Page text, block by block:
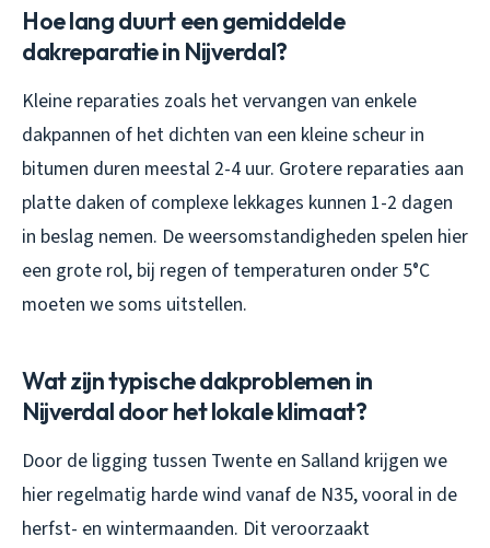
Hoe lang duurt een gemiddelde
dakreparatie in Nijverdal?
Kleine reparaties zoals het vervangen van enkele
dakpannen of het dichten van een kleine scheur in
bitumen duren meestal 2-4 uur. Grotere reparaties aan
platte daken of complexe lekkages kunnen 1-2 dagen
in beslag nemen. De weersomstandigheden spelen hier
een grote rol, bij regen of temperaturen onder 5°C
moeten we soms uitstellen.
Wat zijn typische dakproblemen in
Nijverdal door het lokale klimaat?
Door de ligging tussen Twente en Salland krijgen we
hier regelmatig harde wind vanaf de N35, vooral in de
herfst- en wintermaanden. Dit veroorzaakt